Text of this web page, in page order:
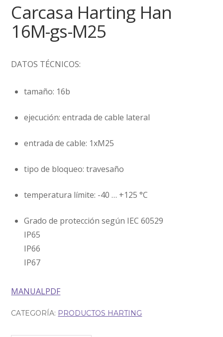
Carcasa Harting Han
16M-gs-M25
DATOS TÉCNICOS:
tamaño: 16b
ejecución: entrada de cable lateral
entrada de cable: 1xM25
tipo de bloqueo: travesaño
temperatura límite: -40 … +125 °C
Grado de protección según IEC 60529
IP65
IP66
IP67
MANUALPDF
CATEGORÍA: PRODUCTOS HARTING